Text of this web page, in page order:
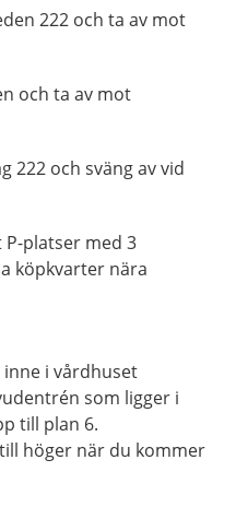
222 och ta av mot
och ta av mot
222 och sväng av vid
P-platser med 3
köpkvarter nära
inne i vårdhuset
som ligger i
till plan 6.
höger när du kommer